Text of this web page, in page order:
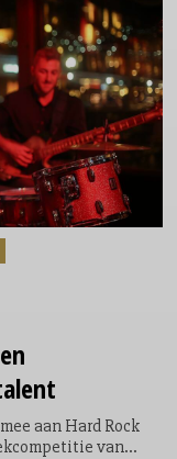
aan Hard Rock
van